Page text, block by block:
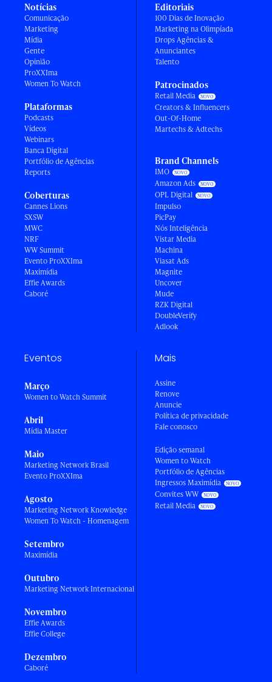
Notícias
Comunicação
Marketing
Mídia
Gente
Opinião
ProXXIma
Women To Watch
Plataformas
Podcasts
Vídeos
Webinars
Banca Digital
Portfólio de Agências
Reports
Coberturas
Cannes Lions
SXSW
MWC
NRF
WW Summit
Evento ProXXIma
Maximídia
Effie Awards
Caboré
Editoriais
100 Dias de Inovação
Marketing na Olimpíada
Drops Agências &
Anunciantes
Talento
Patrocinados
Retail Media
Creators & Influencers
Out-Of-Home
Martechs & Adtechs
Brand Channels
IMO
Amazon Ads
OPL Digital
Impulso
PicPay
Nós Inteligência
Vistar Media
Machina
Viasat Ads
Magnite
Uncover
Mude
RZK Digital
DoubleVerify
Adlook
Eventos
Março
Women to Watch Summit
Abril
Mídia Master
Maio
Marketing Network Brasil
Evento ProXXIma
Agosto
Marketing Network Knowledge
Women To Watch - Homenagem
Setembro
Maximídia
Outubro
Marketing Network Internacional
Novembro
Effie Awards
Effie College
Dezembro
Caboré
Mais
Assine
Renove
Anuncie
Política de privacidade
Fale conosco
Edição semanal
Women to Watch
Portfólio de Agências
Ingressos Maximídia
Convites WW
Retail Media